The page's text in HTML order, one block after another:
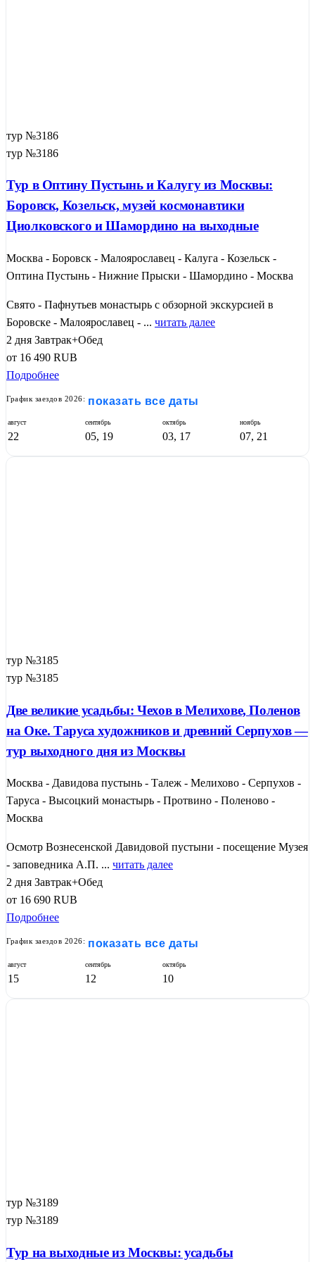
тур №3186
тур №3186
Тур в Оптину Пустынь и Калугу из Москвы:
Боровск, Козельск, музей космонавтики
Циолковского и Шамордино на выходные
Москва - Боровск - Малоярославец - Калуга - Козельск -
Оптина Пустынь - Нижние Прыски - Шамордино - Москва
Свято - Пафнутьев монастырь с обзорной экскурсией в
Боровске - Малоярославец - ... читать далее
2 дня Завтрак+Обед
от 16 490 RUB
Подробнее
График заездов 2026: показать все даты
август
22
сентябрь
05, 19
октябрь
03, 17
ноябрь
07, 21
тур №3185
тур №3185
Две великие усадьбы: Чехов в Мелихове, Поленов
на Оке. Таруса художников и древний Серпухов —
тур выходного дня из Москвы
Москва - Давидова пустынь - Талеж - Мелихово - Серпухов -
Таруса - Высоцкий монастырь - Протвино - Поленово -
Москва
Осмотр Вознесенской Давидовой пустыни - посещение Музея
- заповедника А.П. ... читать далее
2 дня Завтрак+Обед
от 16 690 RUB
Подробнее
График заездов 2026: показать все даты
август
15
сентябрь
12
октябрь
10
тур №3189
тур №3189
Тур на выходные из Москвы: усадьбы